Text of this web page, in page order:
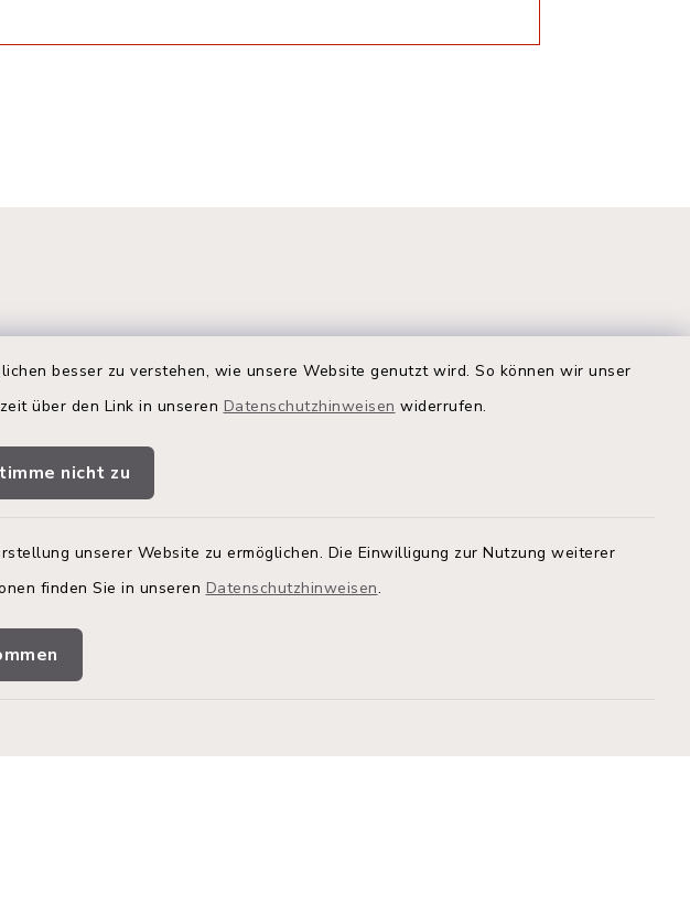
besser zu verstehen, wie unsere Website genutzt wird. So können wir unser
über den Link in unseren Datenschutzhinweisen widerrufen.
nicht zu
unserer Website zu ermöglichen. Die Einwilligung zur Nutzung weiterer
finden Sie in unseren Datenschutzhinweisen.
Sie Ihren Termin!
Termin im Rathaus zu
Online-Termin im Rathaus
vereinbaren.
Quicklinks